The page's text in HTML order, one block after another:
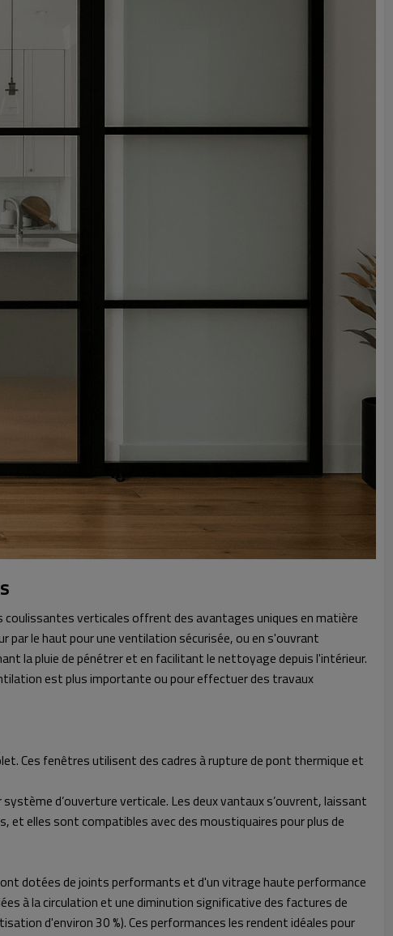
verticales offrent des avantages uniques en matière
le haut pour une ventilation sécurisée, ou en s'ouvrant
la pluie de pénétrer et en facilitant le nettoyage depuis l'intérieur.
est plus importante ou pour effectuer des travaux
Ces fenêtres utilisent des cadres à rupture de pont thermique et
d’ouverture verticale. Les deux vantaux s’ouvrent, laissant
et elles sont compatibles avec des moustiquaires pour plus de
dotées de joints performants et d'un vitrage haute performance
à la circulation et une diminution significative des factures de
d'environ 30 %). Ces performances les rendent idéales pour